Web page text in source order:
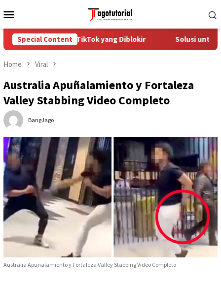
to
Menu
Special Content
Mengatasi Akun TikTok yang Diblokir Solusi untuk
Home Viral
Australia Apuñalamiento y Fortaleza
Valley Stabbing Video Completo
BangJago
Australia Apuñalamiento y Fortaleza Valley Stabbing Video Completo